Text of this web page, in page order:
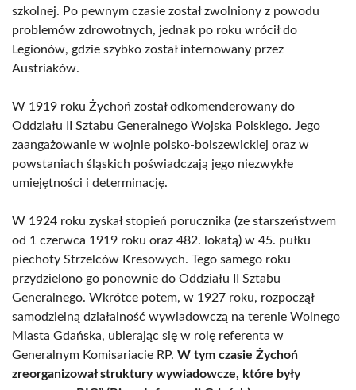
szkolnej. Po pewnym czasie został zwolniony z powodu
problemów zdrowotnych, jednak po roku wrócił do
Legionów, gdzie szybko został internowany przez
Austriaków.
W 1919 roku Żychoń został odkomenderowany do
Oddziału II Sztabu Generalnego Wojska Polskiego. Jego
zaangażowanie w wojnie polsko-bolszewickiej oraz w
powstaniach śląskich poświadczają jego niezwykłe
umiejętności i determinację.
W 1924 roku zyskał stopień porucznika (ze starszeństwem
od 1 czerwca 1919 roku oraz 482. lokatą) w 45. pułku
piechoty Strzelców Kresowych. Tego samego roku
przydzielono go ponownie do Oddziału II Sztabu
Generalnego. Wkrótce potem, w 1927 roku, rozpoczął
samodzielną działalność wywiadowczą na terenie Wolnego
Miasta Gdańska, ubierając się w rolę referenta w
Generalnym Komisariacie RP. W tym czasie Żychoń
zreorganizował struktury wywiadowcze, które były